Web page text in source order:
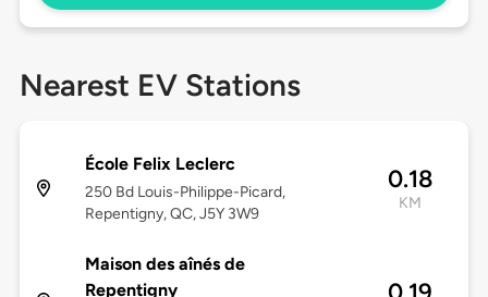
Nearest EV Stations
École Felix Leclerc
250 Bd Louis-Philippe-Picard,
Repentigny, QC, J5Y 3W9
0.18
KM
Maison des aînés de
Repentigny